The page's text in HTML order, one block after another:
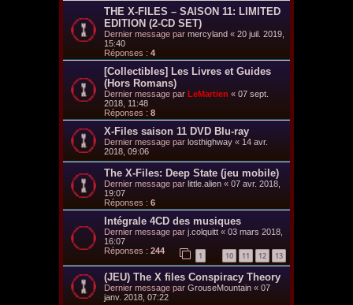
THE X-FILES – SAISON 11: LIMITED
EDITION (2-CD SET)
Dernier message par mercyland « 20 juil. 2019,
15:40
Réponses : 4
[Collectibles] Les Livres et Guides
(Hors Romans)
Dernier message par LeMartien « 07 sept.
2018, 11:48
Réponses : 8
X-Files saison 11 DVD Blu-ray
Dernier message par losthighway « 14 avr.
2018, 09:06
The X-Files: Deep State (jeu mobile)
Dernier message par little.alien « 07 avr. 2018,
19:07
Réponses : 6
Intégrale 4CD des musiques
Dernier message par j.colquitt « 03 mars 2018,
16:07
Réponses : 244 1 10 11 12 13
(JEU) The X files Conspiracy Theory
Dernier message par GrouseMountain « 07
janv. 2018, 07:22